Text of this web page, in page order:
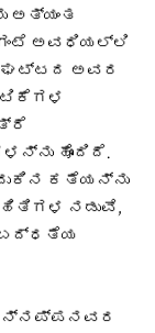
ಅತ್ಯಂತ
ಗಂಟೆ ಅವಧಿಯಲ್ಲಿ
ಘಟ್ಟದ ಅವರ
ಹೊಂದಿದೆ.
ಕತೆಯನ್ನು
ನಡುವೆ,
ಬದ್ಧತೆಯ